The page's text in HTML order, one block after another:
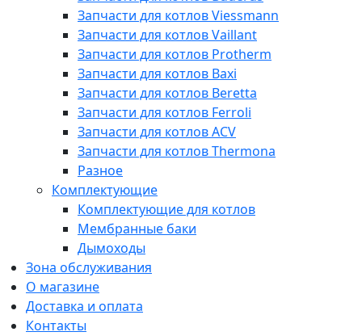
Запчасти для котлов Viessmann
Запчасти для котлов Vaillant
Запчасти для котлов Protherm
Запчасти для котлов Baxi
Запчасти для котлов Beretta
Запчасти для котлов Ferroli
Запчасти для котлов ACV
Запчасти для котлов Thermona
Разное
Комплектующие
Комплектующие для котлов
Мембранные баки
Дымоходы
Зона обслуживания
О магазине
Доставка и оплата
Контакты